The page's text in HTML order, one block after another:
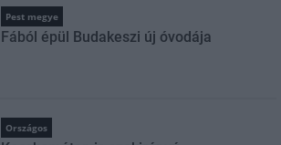
Pest megye
Fából épül Budakeszi új óvodája
Országos